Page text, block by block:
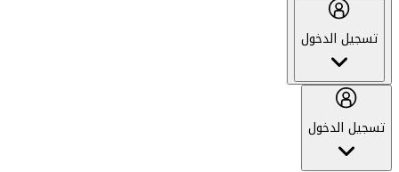
تسجيل الدخول
تسجيل الدخول